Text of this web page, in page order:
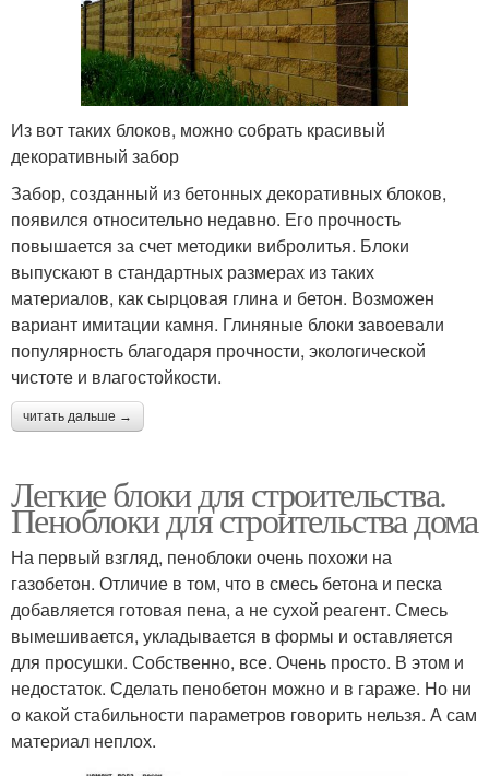
Из вот таких блоков, можно собрать красивый
декоративный забор
Забор, созданный из бетонных декоративных блоков,
появился относительно недавно. Его прочность
повышается за счет методики вибролитья. Блоки
выпускают в стандартных размерах из таких
материалов, как сырцовая глина и бетон. Возможен
вариант имитации камня. Глиняные блоки завоевали
популярность благодаря прочности, экологической
чистоте и влагостойкости.
читать дальше →
Легкие блоки для строительства.
Пеноблоки для строительства дома
На первый взгляд, пеноблоки очень похожи на
газобетон. Отличие в том, что в смесь бетона и песка
добавляется готовая пена, а не сухой реагент. Смесь
вымешивается, укладывается в формы и оставляется
для просушки. Собственно, все. Очень просто. В этом и
недостаток. Сделать пенобетон можно и в гараже. Но ни
о какой стабильности параметров говорить нельзя. А сам
материал неплох.